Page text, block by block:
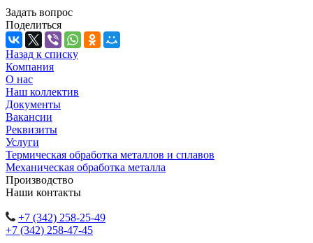
Задать вопрос
Поделиться
Назад к списку
Компания
О нас
Наш коллектив
Документы
Вакансии
Реквизиты
Услуги
Термическая обработка металлов и сплавов
Механическая обработка металла
Производство
Наши контакты
+7 (342) 258-25-49
+7 (342) 258-47-45